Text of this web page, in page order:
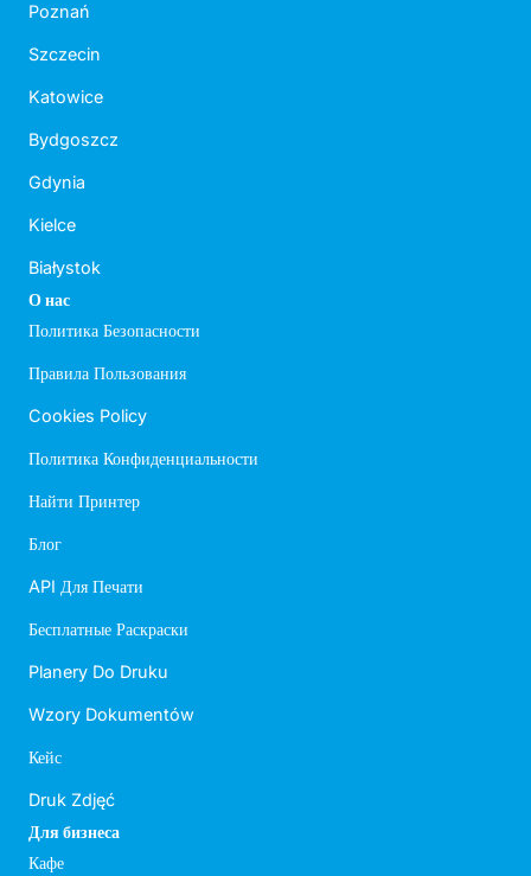
Poznań
Szczecin
Katowice
Bydgoszcz
Gdynia
Kielce
Białystok
О нас
Политика Безопасности
Правила Пользования
Cookies Policy
Политика Конфиденциальности
Найти Принтер
Блог
API Для Печати
Бесплатные Раскраски
Planery Do Druku
Wzory Dokumentów
Кейс
Druk Zdjęć
Для бизнеса
Кафе